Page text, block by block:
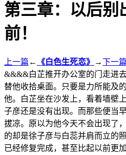
第三章：以后别
前！
上一篇 ← 《白色生死恋》 →下一篇
&&&&白芷推开办公室的门走进
替他收拾桌面。只要是力所能及
他。白芷坐在沙发上，看着墙壁
子彦还是没有出现。而那些便当
拔凉。原以为他今天不会出现了
的却是徐子彦与白蕊并肩而立的
已经修复完成，甚至比起以前更